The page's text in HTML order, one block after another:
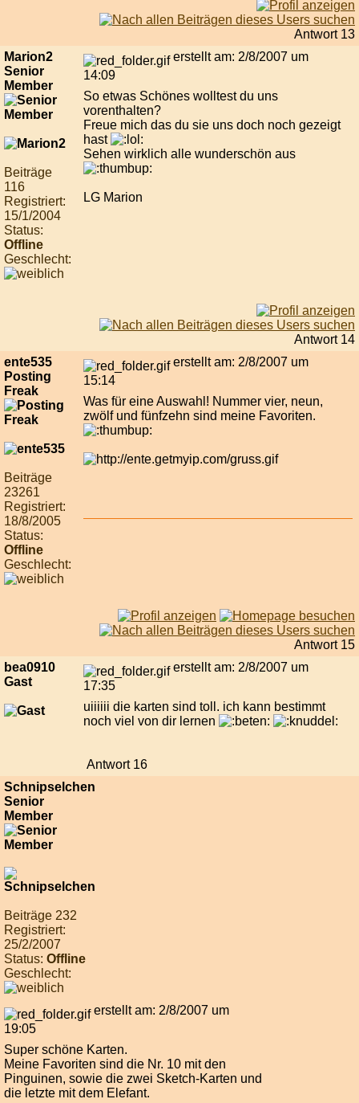
Antwort 13
Marion2
Senior
Member
Beiträge
116
Registriert:
15/1/2004
Status:
Offline
Geschlecht:
erstellt am: 2/8/2007 um
14:09
So etwas Schönes wolltest du uns
vorenthalten?
Freue mich das du sie uns doch noch gezeigt
hast
Sehen wirklich alle wunderschön aus
LG Marion
Antwort 14
ente535
Posting
Freak
Beiträge
23261
Registriert:
18/8/2005
Status:
Offline
Geschlecht:
erstellt am: 2/8/2007 um
15:14
Was für eine Auswahl! Nummer vier, neun,
zwölf und fünfzehn sind meine Favoriten.
Antwort 15
bea0910
Gast
erstellt am: 2/8/2007 um
17:35
uiiiiii die karten sind toll. ich kann bestimmt
noch viel von dir lernen
Antwort 16
Schnipselchen
Senior
Member
Beiträge 232
Registriert:
25/2/2007
Status: Offline
Geschlecht:
erstellt am: 2/8/2007 um
19:05
Super schöne Karten.
Meine Favoriten sind die Nr. 10 mit den
Pinguinen, sowie die zwei Sketch-Karten und
die letzte mit dem Elefant.